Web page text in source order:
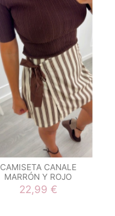
CAMISETA CANALE
MARRÓN Y ROJO
22,99 €